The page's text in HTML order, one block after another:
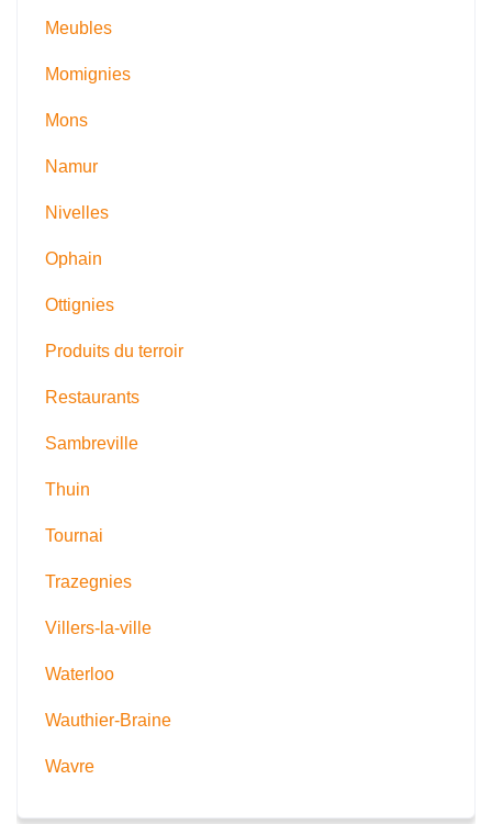
Meubles
Momignies
Mons
Namur
Nivelles
Ophain
Ottignies
Produits du terroir
Restaurants
Sambreville
Thuin
Tournai
Trazegnies
Villers-la-ville
Waterloo
Wauthier-Braine
Wavre